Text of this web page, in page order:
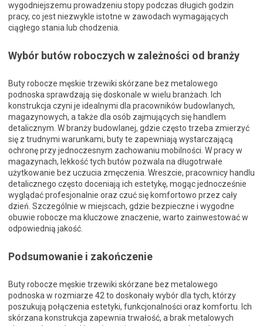
wygodniejszemu prowadzeniu stopy podczas długich godzin
pracy, co jest niezwykle istotne w zawodach wymagających
ciągłego stania lub chodzenia.
Wybór butów roboczych w zależności od branży
Buty robocze męskie trzewiki skórzane bez metalowego
podnoska sprawdzają się doskonale w wielu branżach. Ich
konstrukcja czyni je idealnymi dla pracowników budowlanych,
magazynowych, a także dla osób zajmujących się handlem
detalicznym. W branży budowlanej, gdzie często trzeba zmierzyć
się z trudnymi warunkami, buty te zapewniają wystarczającą
ochronę przy jednoczesnym zachowaniu mobilności. W pracy w
magazynach, lekkość tych butów pozwala na długotrwałe
użytkowanie bez uczucia zmęczenia. Wreszcie, pracownicy handlu
detalicznego często doceniają ich estetykę, mogąc jednocześnie
wyglądać profesjonalnie oraz czuć się komfortowo przez cały
dzień. Szczególnie w miejscach, gdzie bezpieczne i wygodne
obuwie robocze ma kluczowe znaczenie, warto zainwestować w
odpowiednią jakość.
Podsumowanie i zakończenie
Buty robocze męskie trzewiki skórzane bez metalowego
podnoska w rozmiarze 42 to doskonały wybór dla tych, którzy
poszukują połączenia estetyki, funkcjonalności oraz komfortu. Ich
skórzana konstrukcja zapewnia trwałość, a brak metalowych